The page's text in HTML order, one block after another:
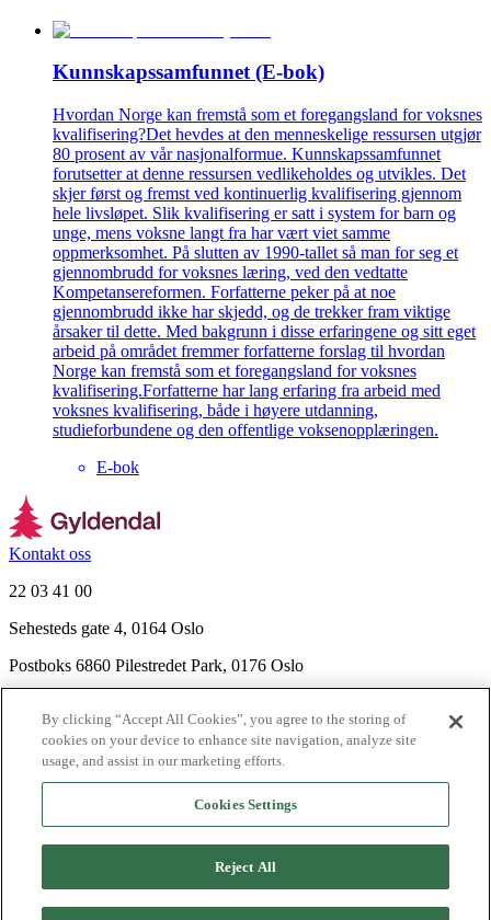
Kunnskapssamfunnet (E-bok)
Hvordan Norge kan fremstå som et foregangsland for voksnes
kvalifisering?Det hevdes at den menneskelige ressursen utgjør
80 prosent av vår nasjonalformue. Kunnskapssamfunnet
forutsetter at denne ressursen vedlikeholdes og utvikles. Det
skjer først og fremst ved kontinuerlig kvalifisering gjennom
hele livsløpet. Slik kvalifisering er satt i system for barn og
unge, mens voksne langt fra har vært viet samme
oppmerksomhet. På slutten av 1990-tallet så man for seg et
gjennombrudd for voksnes læring, ved den vedtatte
Kompetansereformen. Forfatterne peker på at noe
gjennombrudd ikke har skjedd, og de trekker fram viktige
årsaker til dette. Med bakgrunn i disse erfaringene og sitt eget
arbeid på området fremmer forfatterne forslag til hvordan
Norge kan fremstå som et foregangsland for voksnes
kvalifisering.Forfatterne har lang erfaring fra arbeid med
voksnes kvalifisering, både i høyere utdanning,
studieforbundene og den offentlige voksenopplæringen.
E-bok
Kontakt oss
22 03 41 00
Sehesteds gate 4, 0164 Oslo
Postboks 6860 Pilestredet Park, 0176 Oslo
Nyhetsbrev
Ledige stillinger
Send inn manus
Agency
By clicking “Accept All Cookies”, you agree to the storing of
cookies on your device to enhance site navigation, analyze site
usage, and assist in our marketing efforts.
Cookies Settings
Reject All